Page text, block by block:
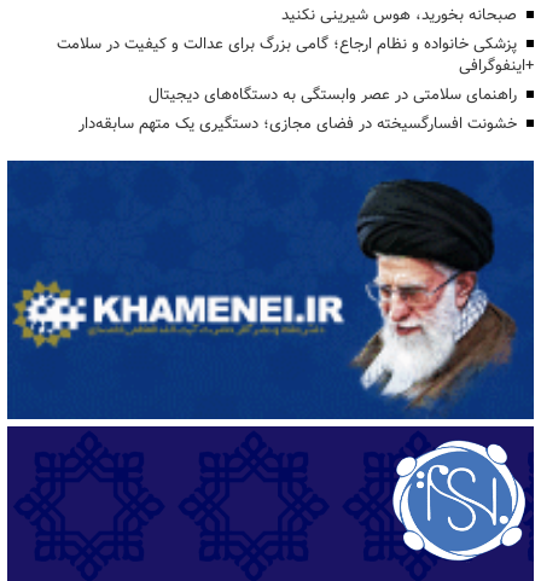
صبحانه بخورید، هوس شیرینی نکنید
پزشکی خانواده و نظام ارجاع؛ گامی بزرگ برای عدالت و کیفیت در سلامت
+اینفوگرافی
راهنمای سلامتی در عصر وابستگی به دستگاه‌های دیجیتال
خشونت افسارگسیخته در فضای مجازی؛ دستگیری یک متهم سابقه‌دار